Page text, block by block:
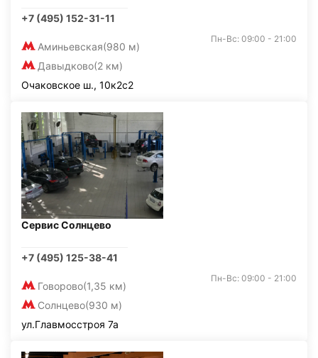
+7 (495) 152-31-11
Аминьевская(980 м)
Давыдково(2 км)
Пн-Вс: 09:00 - 21:00
Очаковское ш., 10к2с2
Сервис Солнцево
+7 (495) 125-38-41
Говорово(1,35 км)
Солнцево(930 м)
Пн-Вс: 09:00 - 21:00
ул.Главмосстроя 7а